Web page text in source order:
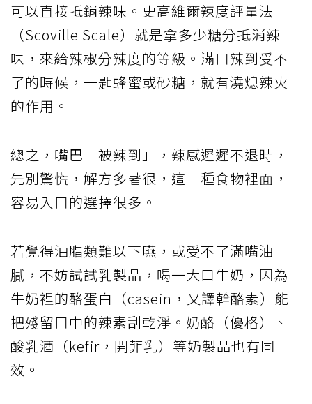
可以直接抵銷辣味。史高維爾辣度評量法
（Scoville Scale）就是拿多少糖分抵消辣
味，來給辣椒分辣度的等級。滿口辣到受不
了的時候，一匙蜂蜜或砂糖，就有澆熄辣火
的作用。
總之，嘴巴「被辣到」，辣感遲遲不退時，
先別驚慌，解方多著很，這三種食物裡面，
容易入口的選擇很多。
若覺得油脂類難以下嚥，或受不了滿嘴油
膩，不妨試試乳製品，喝一大口牛奶，因為
牛奶裡的酪蛋白（casein，又譯幹酪素）能
把殘留口中的辣素刮乾淨。奶酪（優格）、
酸乳酒（kefir，開菲乳）等奶製品也有同
效。